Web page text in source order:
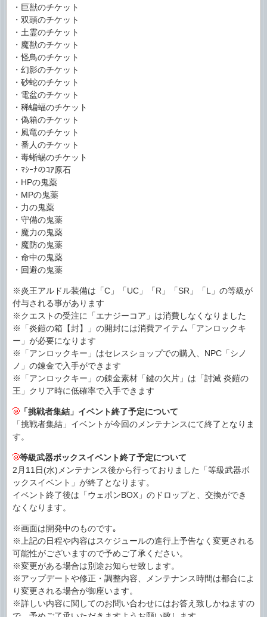
・巨獣のチケット
・双頭のチケット
・土霊のチケット
・魔獣のチケット
・怪鳥のチケット
・幻影のチケット
・砂蛇のチケット
・電盆のチケット
・稀蝙蝠のチケット
・偽箱のチケット
・風竜のチケット
・番人のチケット
・毒蜥蜴のチケット
・ﾏｼｰﾅのｺｱ原石
・HPの鬼薬
・MPの鬼薬
・力の鬼薬
・守備の鬼薬
・魔力の鬼薬
・魔防の鬼薬
・命中の鬼薬
・回避の鬼薬
※炎王アルドル装備は「C」「UC」「R」「SR」「L」の等級が
付与される事があります
※クエストの受注に「エナジーコア」は消費しなくなりました
※「炎鎧の箱【封】」の開封には消費アイテム「アンロックキ
ー」が必要になります
※「アンロックキー」はセレスショップでの購入、NPC「シノ
ノ」の錬金で入手ができます
※「アンロックキー」の錬金素材「鍵の欠片」は「討滅 炎鎧の
王」クリア時に低確率で入手できます
「挑戦者集結」イベント終了予定について
「挑戦者集結」イベントが今回のメンテナンスにて終了となりま
す。
等級武器ボックスイベント終了予定について
2月11日(水)メンテナンス後から行っておりました「等級武器ボ
ックスイベント」が終了となります。
イベント終了後は「ウェポンBOX」のドロップと、交換ができ
なくなります。
※画面は開発中のものです｡
※上記の日程や内容はスケジュールの進行上予告なく変更される
可能性がございますので予めご了承ください。
※変更がある場合は別途お知らせ致します。
※アップデートや修正・調整内容、メンテナンス時間は都合によ
り変更される場合が御座います。
※詳しい内容に関してのお問い合わせにはお答え致しかねますの